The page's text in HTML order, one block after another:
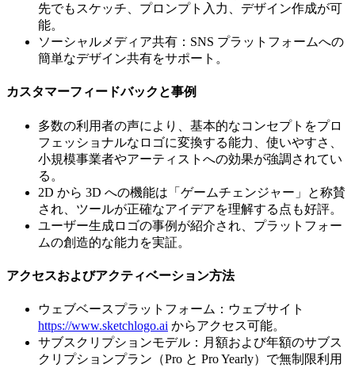
先でもスケッチ、プロンプト入力、デザイン作成が可
能。
ソーシャルメディア共有：SNS プラットフォームへの
簡単なデザイン共有をサポート。
カスタマーフィードバックと事例
多数の利用者の声により、基本的なコンセプトをプロ
フェッショナルなロゴに変換する能力、使いやすさ、
小規模事業者やアーティストへの効果が強調されてい
る。
2D から 3D への機能は「ゲームチェンジャー」と称賛
され、ツールが正確なアイデアを理解する点も好評。
ユーザー生成ロゴの事例が紹介され、プラットフォー
ムの創造的な能力を実証。
アクセスおよびアクティベーション方法
ウェブベースプラットフォーム：ウェブサイト
https://www.sketchlogo.ai からアクセス可能。
サブスクリプションモデル：月額および年額のサブス
クリプションプラン（Pro と Pro Yearly）で無制限利用